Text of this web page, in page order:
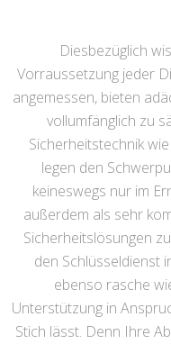
Diesbezüglich
Vorraussetzung jeder
angemessen, bieten
vollumfänglich zu
Sicherheitstechnik
legen den
keineswegs nur im
außerdem als sehr
Sicherheitslösungen
den Schlüsseldienst
ebenso rasche
Unterstützung in
Stich lässt. Denn Ihre